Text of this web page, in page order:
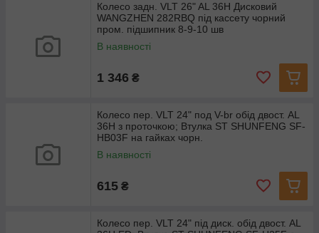
Колесо задн. VLT 26" AL 36H Дисковий
WANGZHEN 282RBQ під кассету чорний
пром. підшипник 8-9-10 шв
В наявності
1 346 ₴
Колесо пер. VLT 24" под V-br обід двост. AL
36H з проточкою; Втулка ST SHUNFENG SF-
HB03F на гайках чорн.
В наявності
615 ₴
Колесо пер. VLT 24" під диск. обід двост. AL